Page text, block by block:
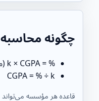
چگونه
% = k × CGPA (مثلاً k=۹٫۵ یا ۱۰)
CGPA = % ÷ k
قاعده هر مؤسسه